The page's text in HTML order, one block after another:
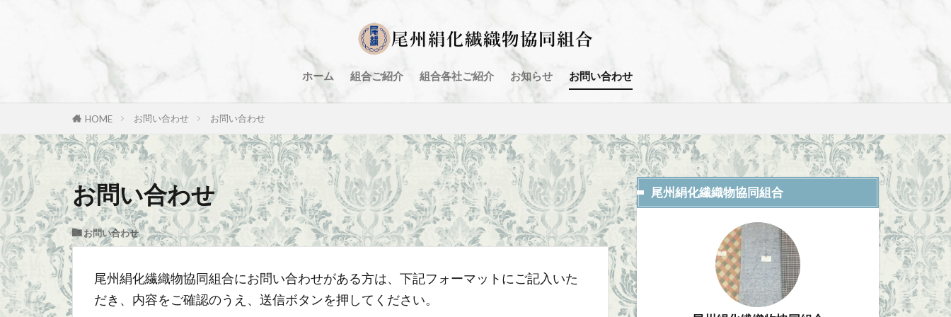
ホーム 組合ご紹介 組合各社ご紹介 お知らせ お問い合わせ
HOME お問い合わせ お問い合わせ
お問い合わせ
お問い合わせ
尾州絹化繊織物協同組合にお問い合わせがある方は、下記フォーマットにご記入いた
だき、内容をご確認のうえ、送信ボタンを押してください。
尾州絹化繊織物協同組合